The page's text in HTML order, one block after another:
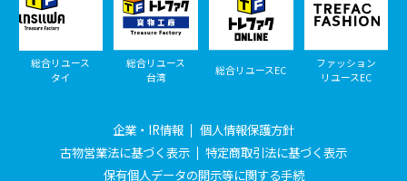
総合リユース
タイ
総合リユース
台湾
総合リユースEC
ファッション
リユースEC
企業・IR情報
個人情報保護方針
古物営業法に基づく表示
特定商取引法に基づく表示
保有個人データの開示等に関する手続